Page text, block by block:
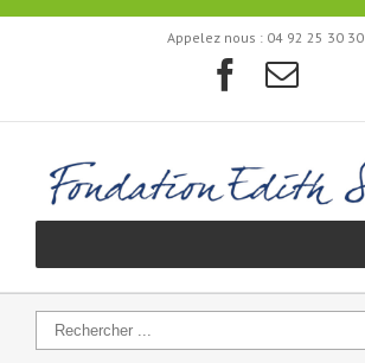
Appelez nous : 04 92 25 30 30